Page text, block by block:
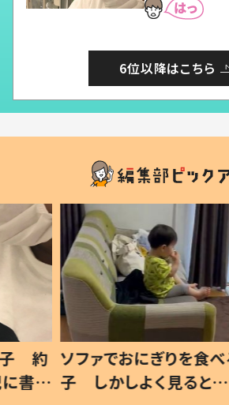
6位以降はこちら
歳息
？」
小1から不登校、息子は
ッド」だった 父が“ウ